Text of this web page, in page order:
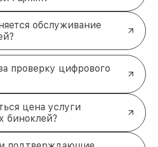
обслуживание
проверку цифрового
цена услуги
биноклей?